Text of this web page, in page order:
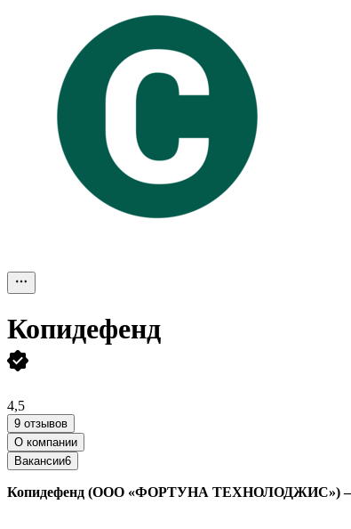
Копидефенд
4,5
9 отзывов
О компании
Вакансии6
Копидефенд (ООО «ФОРТУНА ТЕХНОЛОДЖИС») —